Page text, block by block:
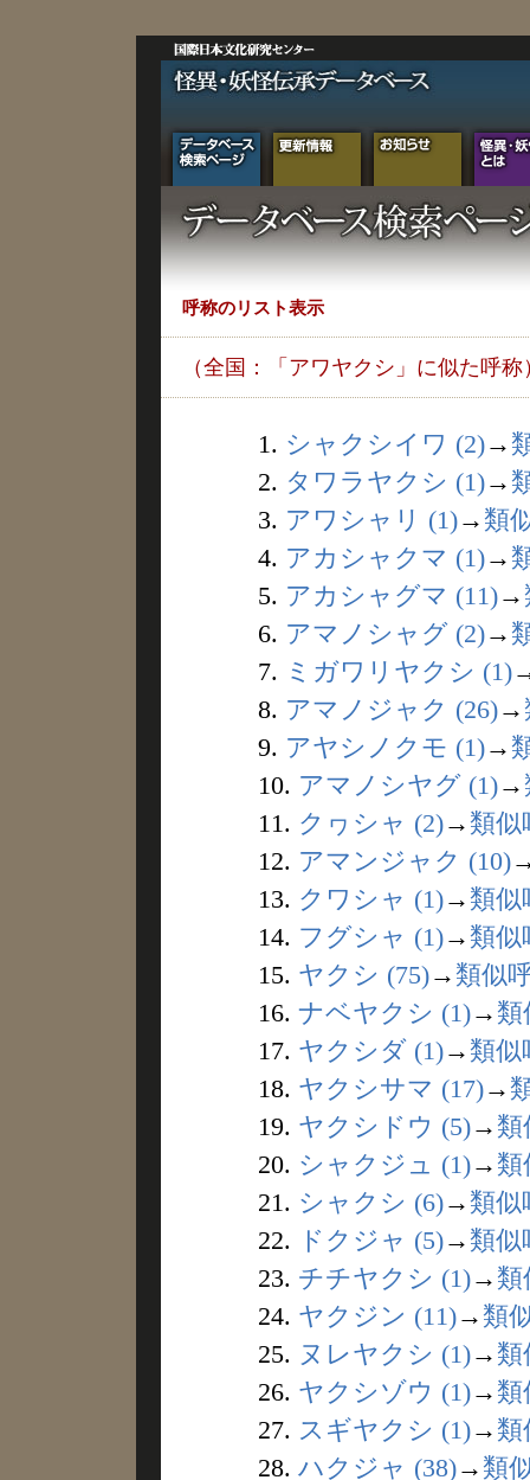
呼称のリスト表示
（全国：「アワヤクシ」に似た呼称
1. シャクシイワ (2)→
2. タワラヤクシ (1)→
3. アワシャリ (1)→ 類
4. アカシャクマ (1)→
5. アカシャグマ (11)→
6. アマノシャグ (2)→
7. ミガワリヤクシ (1)
8. アマノジャク (26)→
9. アヤシノクモ (1)→
10. アマノシヤグ (1)→
11. クヮシャ (2)→ 類似
12. アマンジャク (10)
13. クワシャ (1)→ 類似
14. フグシャ (1)→ 類似
15. ヤクシ (75)→ 類似
16. ナベヤクシ (1)→ 類
17. ヤクシダ (1)→ 類似
18. ヤクシサマ (17)→
19. ヤクシドウ (5)→ 類
20. シャクジュ (1)→ 類
21. シャクシ (6)→ 類似
22.
ドクジャ (5)→ 類似
23. チチヤクシ (1)→ 類
24. ヤクジン (11)→ 類
25. ヌレヤクシ (1)→ 類
26. ヤクシゾウ (1)→ 類
27. スギヤクシ (1)→ 類
28. ハクジャ (38)→ 類